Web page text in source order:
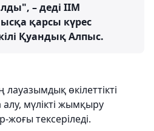
– деді ІІМ
қарсы күрес
Қуандық Алпыс.
лауазымдық өкілеттікті
мүлікті жымқыру
жоғы тексеріледі.